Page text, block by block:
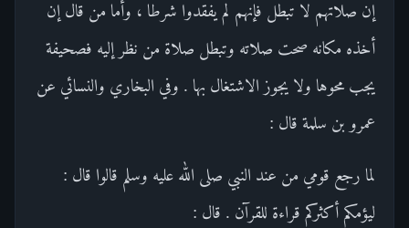
إن صلاتهم لا تبطل فإنهم لم يفقدوا شرطا ، وأما من قال إن
أخذه مكانه صحت صلاته وتبطل صلاة من نظر إليه فصحيفة
يجب محوها ولا يجوز الاشتغال بها . وفي البخاري والنسائي عن
عمرو بن سلمة قال :
لما رجع قومي من عند النبي صلى الله عليه وسلم قالوا قال :
ليؤمكم أكثركم قراءة للقرآن . قال :